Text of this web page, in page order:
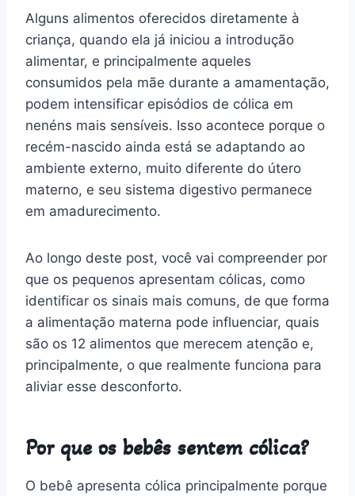
Alguns alimentos oferecidos diretamente à
criança, quando ela já iniciou a introdução
alimentar, e principalmente aqueles
consumidos pela mãe durante a amamentação,
podem intensificar episódios de cólica em
nenéns mais sensíveis. Isso acontece porque o
recém-nascido ainda está se adaptando ao
ambiente externo, muito diferente do útero
materno, e seu sistema digestivo permanece
em amadurecimento.
Ao longo deste post, você vai compreender por
que os pequenos apresentam cólicas, como
identificar os sinais mais comuns, de que forma
a alimentação materna pode influenciar, quais
são os 12 alimentos que merecem atenção e,
principalmente, o que realmente funciona para
aliviar esse desconforto.
Por que os bebês sentem cólica?
O bebê apresenta cólica principalmente porque